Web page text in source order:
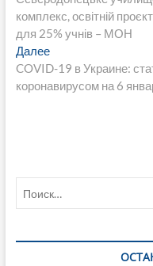
по
записям
комплекс, освітній
для 25% учнів – МОН
ДалееСледующая
запись:
COVID-19 в Украине:
коронавирусом на 6